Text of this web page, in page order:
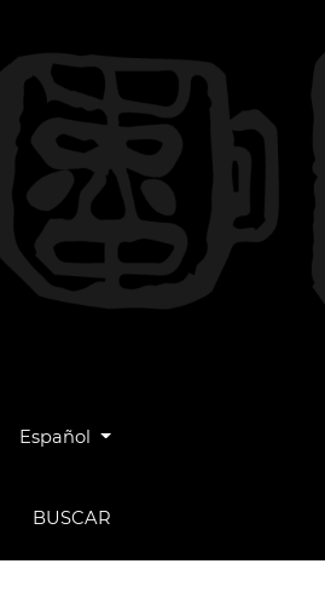
Cambiar el idioma. El idioma actual
Español
BUSCAR